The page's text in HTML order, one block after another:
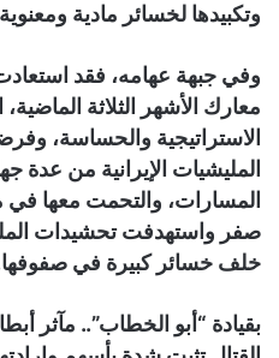
وتكبيدها لخسائر مادية
وفي جبهة عهامه، فقد
معارك الأشهر الثلاثة
الاستراتيجية والحساسة،
المليشيات الإيرانية من عدة
المسارات، والتحمت معها
صفر واستهدفت تحشيدات
خلف خسائر كبيرة في
بقيادة “أبو الخطاب”.. مآثر